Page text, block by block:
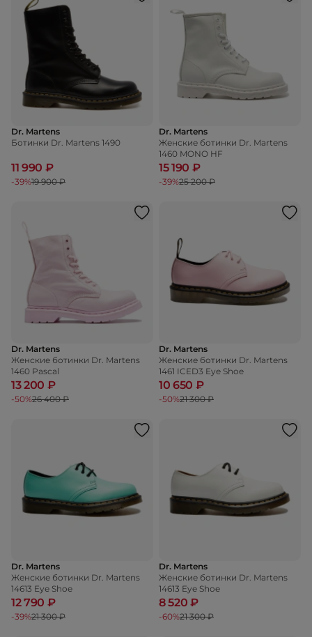
Dr. Martens
Ботинки Dr. Martens 1490
11 990 ₽
-39%19 900 ₽
Dr. Martens
Женские ботинки Dr. Martens
1460 MONO HF
15 190 ₽
-39%25 200 ₽
Dr. Martens
Женские ботинки Dr. Martens
1460 Pascal
13 200 ₽
-50%26 400 ₽
Dr. Martens
Женские ботинки Dr. Martens
1461 ICED3 Eye Shoe
10 650 ₽
-50%21 300 ₽
Dr. Martens
Женские ботинки Dr. Martens
14613 Eye Shoe
12 790 ₽
-39%21 300 ₽
Dr. Martens
Женские ботинки Dr. Martens
14613 Eye Shoe
8 520 ₽
-60%21 300 ₽